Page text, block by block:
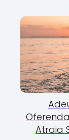
Atraia